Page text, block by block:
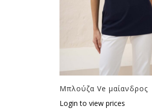
Μπλούζα Ve μαίανδρος
Login to view prices